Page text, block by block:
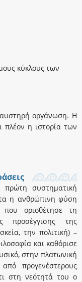
κύκλους των
οργάνωση. H
πλέον η ιστορία των
πρώτη συστηματική
η ανθρώπινη φύση
οριοθέτησε τη
προσέγγισης της
την πολιτική) –
και καθόρισε
στην πλατωνική
προγενέστερους
στη νεότητά του ο